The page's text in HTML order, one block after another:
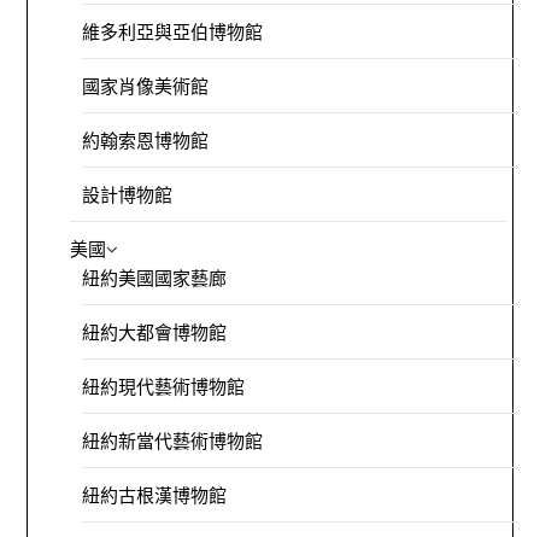
維多利亞與亞伯博物館
國家肖像美術館
約翰索恩博物館
設計博物館
美國
紐約美國國家藝廊
紐約大都會博物館
紐約現代藝術博物館
紐約新當代藝術博物館
紐約古根漢博物館